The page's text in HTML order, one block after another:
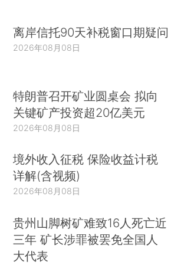
离岸信托90天补税窗口期疑问
2026年08月08日
特朗普召开矿业圆桌会 拟向
关键矿产投资超20亿美元
2026年08月08日
境外收入征税 保险收益计税
详解(含视频)
2026年08月08日
贵州山脚树矿难致16人死亡近
三年 矿长涉罪被罢免全国人
大代表